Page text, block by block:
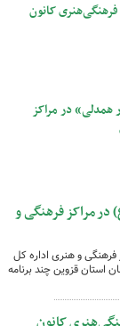
کانون
همدلی» در مراکز
مراکز فرهنگی و
و هنری اداره کل
استان قزوین چند برنامه